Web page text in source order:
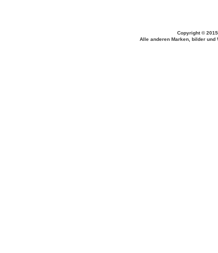
Copyright ©
Alle anderen Marken, bilder und